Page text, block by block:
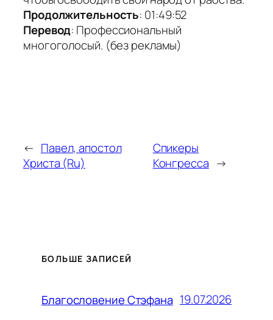
Продолжительность: 01:49:52
Перевод: Профессиональный
многоголосый. (без рекламы)
← Павел, апостол
Христа (Ru)
Спикеры
Конгресса →
БОЛЬШЕ ЗАПИСЕЙ
Благословение Стэфана 19.07.2026